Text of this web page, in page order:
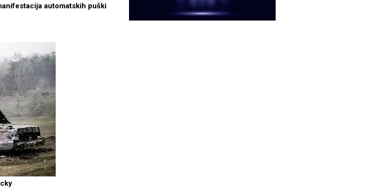
automatskih puški